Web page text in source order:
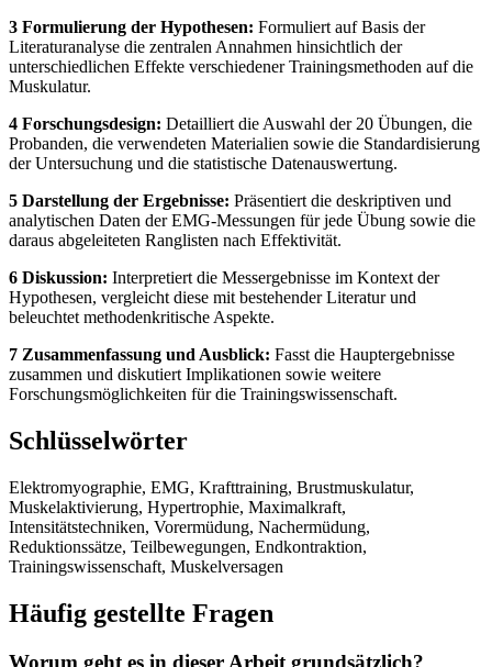
3 Formulierung der Hypothesen: Formuliert auf Basis der
Literaturanalyse die zentralen Annahmen hinsichtlich der
unterschiedlichen Effekte verschiedener Trainingsmethoden auf die
Muskulatur.
4 Forschungsdesign: Detailliert die Auswahl der 20 Übungen, die
Probanden, die verwendeten Materialien sowie die Standardisierung
der Untersuchung und die statistische Datenauswertung.
5 Darstellung der Ergebnisse: Präsentiert die deskriptiven und
analytischen Daten der EMG-Messungen für jede Übung sowie die
daraus abgeleiteten Ranglisten nach Effektivität.
6 Diskussion: Interpretiert die Messergebnisse im Kontext der
Hypothesen, vergleicht diese mit bestehender Literatur und
beleuchtet methodenkritische Aspekte.
7 Zusammenfassung und Ausblick: Fasst die Hauptergebnisse
zusammen und diskutiert Implikationen sowie weitere
Forschungsmöglichkeiten für die Trainingswissenschaft.
Schlüsselwörter
Elektromyographie, EMG, Krafttraining, Brustmuskulatur,
Muskelaktivierung, Hypertrophie, Maximalkraft,
Intensitätstechniken, Vorermüdung, Nachermüdung,
Reduktionssätze, Teilbewegungen, Endkontraktion,
Trainingswissenschaft, Muskelversagen
Häufig gestellte Fragen
Worum geht es in dieser Arbeit grundsätzlich?